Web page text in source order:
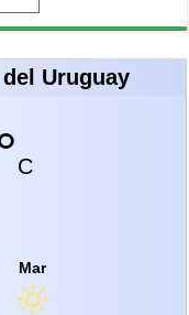
Uruguay
C
Mar